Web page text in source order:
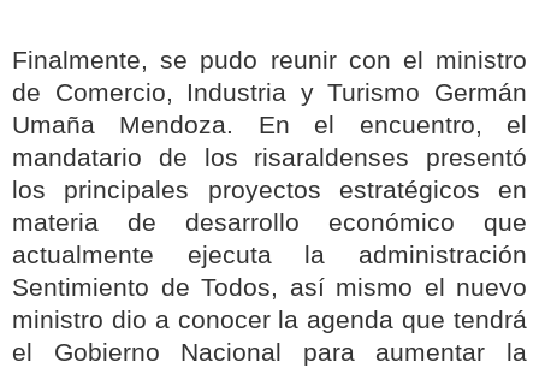
Finalmente, se pudo reunir con el ministro
de Comercio, Industria y Turismo Germán
Umaña Mendoza. En el encuentro, el
mandatario de los risaraldenses presentó
los principales proyectos estratégicos en
materia de desarrollo económico que
actualmente ejecuta la administración
Sentimiento de Todos, así mismo el nuevo
ministro dio a conocer la agenda que tendrá
el Gobierno Nacional para aumentar la